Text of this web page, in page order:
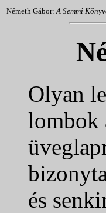
Németh Gábor:A Semmi
Olyan
lombok
és